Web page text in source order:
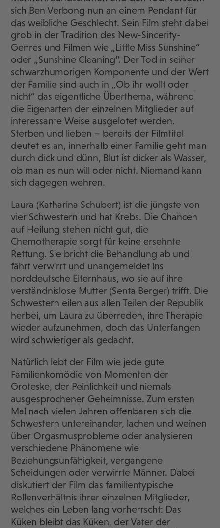
sich Ben Verbong nun an einem Pendant für
das weibliche Geschlecht. Sein Film steht dabei
grob in der Tradition des New-Sincerity-
Genres und Filmen wie „Little Miss Sunshine“
oder „Sunshine Cleaning“. Der Tod in seiner
schwarzhumorigen Komponente und der Wert
der Familie sind auch in „Ob ihr wollt oder
nicht“ das eigentliche Überthema, während
die Eigenarten der einzelnen Mitglieder auf
interessante Weise ausgelotet werden.
Sterben und lieben – bereits der Filmtitel
deutet es an, innerhalb einer Familie geht man
durch dick und dünn, Blut ist dicker als Wasser,
ob man es nun will oder nicht. Niemand kann
sich dagegen wehren.
Laura (Katharina Schubert) ist die jüngste von
vier Schwestern und hat Krebs. Die Chancen
auf Heilung stehen nicht gut, die
Chemotherapie sorgt für keine ersehnte
Rettung. Sie bricht die Behandlung ab und
fährt verwirrt und unangemeldet ins
norddeutsche Elternhaus, wo sie auf ihre
verständnislose Mutter (Senta Berger) trifft. Die
Schwestern eilen aus allen Teilen der Republik
herbei, um Laura zu überreden, ihre Therapie
wieder aufzunehmen, doch das Unterfangen
wird schwieriger als gedacht.
Natürlich lebt der Film wie jede gute
Familienkomödie von Momenten der
Groteske, der Peinlichkeit und niemals
ausgesprochener Geheimnisse. Zum ersten
Mal nach vielen Jahren offenbaren sich die
Schwestern untereinander, lachen und weinen
über Orgasmusprobleme oder analysieren
verschiedene Phänomene wie
Beziehungsunfähigkeit, vergangene
Scheidungen oder verwirrte Männer. Dabei
diskutiert der Film das familientypische
Rollenverhältnis ihrer einzelnen Mitglieder,
welches ein Leben lang vorherrscht: Das
Küken bleibt das Küken, der Vater der